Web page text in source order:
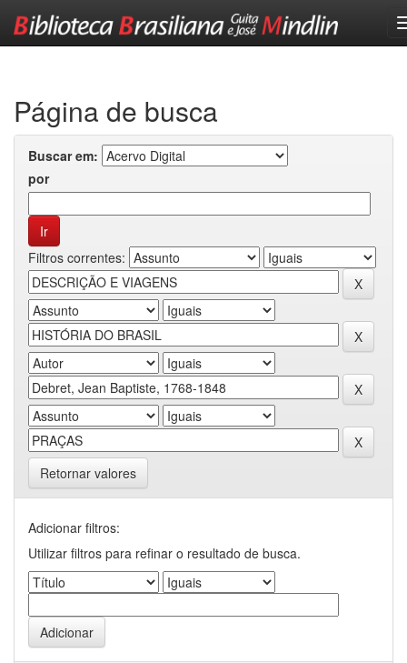
Página de busca
Buscar em:
por
Filtros correntes:
Retornar valores
Adicionar filtros:
Utilizar filtros para refinar o resultado de busca.